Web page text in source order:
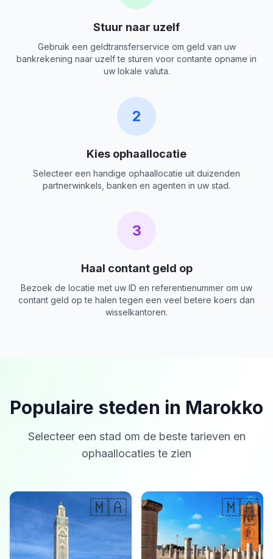
Stuur naar uzelf
Gebruik een geldtransferservice om geld van uw
bankrekening naar uzelf te sturen voor contante opname in
uw lokale valuta.
2
Kies ophaallocatie
Selecteer een handige ophaallocatie uit duizenden
partnerwinkels, banken en agenten in uw stad.
3
Haal contant geld op
Bezoek de locatie met uw ID en referentienummer om uw
contant geld op te halen tegen een veel betere koers dan
wisselkantoren.
Populaire steden in Marokko
Selecteer een stad om de beste tarieven en
ophaallocaties te zien
🇲🇦 🇲🇦